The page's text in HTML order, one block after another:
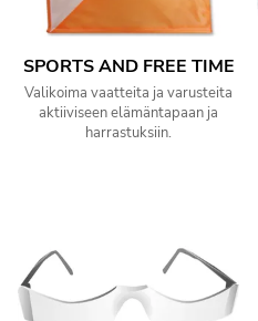
SPORTS AND FREE TIME
Valikoima vaatteita ja varusteita
aktiiviseen elämäntapaan ja
harrastuksiin.